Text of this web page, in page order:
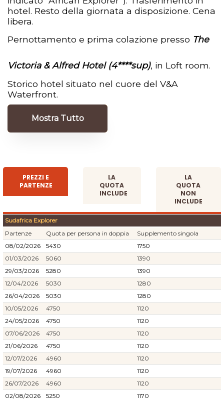
hotel. Resto della giornata a disposizione. Cena
libera.
Pernottamento e prima colazione presso The
Victoria & Alfred Hotel (4****sup), in Loft room.
Storico hotel situato nel cuore del V&A
Waterfront.
Mostra Tutto
PREZZI E
PARTENZE
LA
QUOTA
INCLUDE
LA
QUOTA
NON
INCLUDE
Sudafrica Explorer
Partenze
Quota per persona in doppia
Supplemento singola
08/02/2026
5430
1750
01/03/2026
5060
1390
29/03/2026
5280
1390
12/04/2026
5030
1280
26/04/2026
5030
1280
10/05/2026
4750
1120
24/05/2026
4750
1120
07/06/2026
4750
1120
21/06/2026
4750
1120
12/07/2026
4960
1120
19/07/2026
4960
1120
26/07/2026
4960
1120
02/08/2026
5250
1170